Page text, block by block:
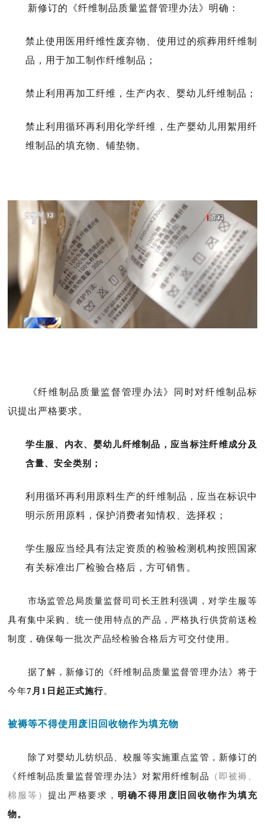
新修订的《纤维制品质量监督管理办法》明确：
禁止使用医用纤维性废弃物、使用过的殡葬用纤维制
品，用于加工制作纤维制品；
禁止利用再加工纤维，生产内衣、婴幼儿纤维制品；
禁止利用循环再利用化学纤维，生产婴幼儿用絮用纤
维制品的填充物、铺垫物。
《纤维制品质量监督管理办法》同时对纤维制品标
识提出严格要求。
学生服、内衣、婴幼儿纤维制品，应当标注纤维成分及
含量、安全类别；
利用循环再利用原料生产的纤维制品，应当在标识中
明示所用原料，保护消费者知情权、选择权；
学生服应当经具有法定资质的检验检测机构按照国家
有关标准出厂检验合格后，方可销售。
市场监管总局质量监督司司长王胜利 强调，对学生服等
具有集中采购、统一使用特点的产品，严格执行供货前送检
制度，确保每一批次产品经检验合格后方可交付使用。
据了解，新修订的《纤维制品质量监督管理办法》将于
今年7月1日起正式施行。
被褥等不得使用废旧回收物作为填充物
除了对婴幼儿纺织品、校服等实施重点监管，新修订的
《纤维制品质量监督管理办法》对絮用纤维制品
（即被褥、
棉服等） 提出严格要求， 明确不得用废旧回收物作为填充
物。